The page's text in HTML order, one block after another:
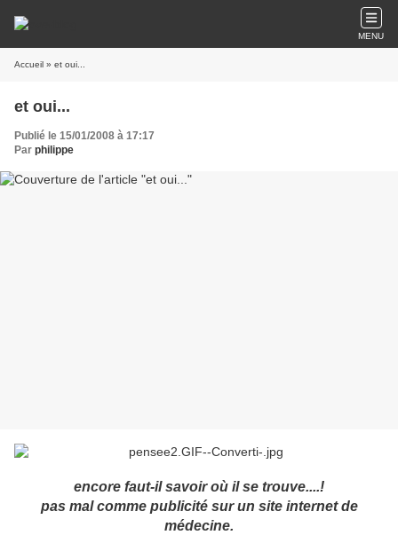
MENU
Accueil » et oui...
et oui...
Publié le 15/01/2008 à 17:17
Par philippe
encore faut-il savoir où il se trouve....!
pas mal comme publicité sur un site internet de
médecine.